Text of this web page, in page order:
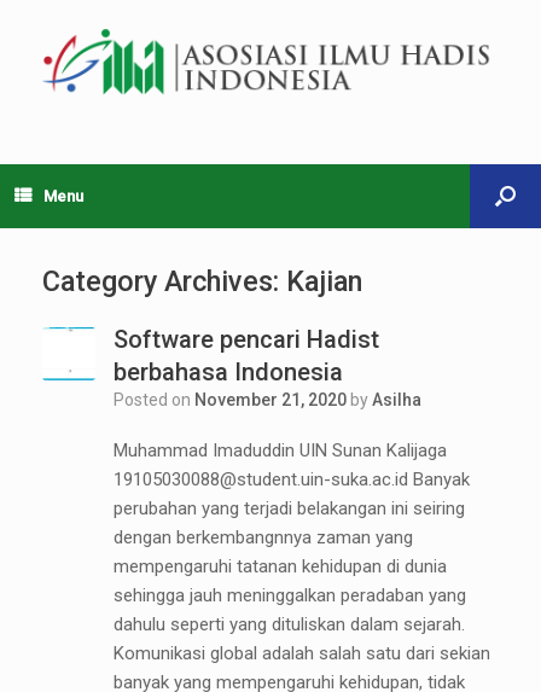
Menu
Category Archives: Kajian
Software pencari Hadist
berbahasa Indonesia
Posted on November 21, 2020 byAsilha
Muhammad Imaduddin UIN Sunan Kalijaga
19105030088@student.uin-suka.ac.id Banyak
perubahan yang terjadi belakangan ini seiring
dengan berkembangnnya zaman yang
mempengaruhi tatanan kehidupan di dunia
sehingga jauh meninggalkan peradaban yang
dahulu seperti yang dituliskan dalam sejarah.
Komunikasi global adalah salah satu dari sekian
banyak yang mempengaruhi kehidupan, tidak